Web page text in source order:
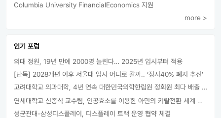
Columbia University FinancialEconomics 지원
more >
인기 포럼
의대 정원, 19년 만에 2000명 늘린다… 2025년 입시부터 적용
[단독] 2028개편 이후 서울대 입시 어디로 갈까.. ‘정시40% 폐지 추진’
고려대학교 의과대학, 4년 연속 대한민국의학한림원 정회원 최다 배출 外
연세대학교 신종식 교수팀, 인공효소를 이용한 아민의 키랄전환 세계 최초로 성공
성균관대-삼성디스플레이, 디스플레이 트랙 운영 협약 체결